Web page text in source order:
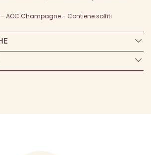
AOC Champagne - Contiene solfiti